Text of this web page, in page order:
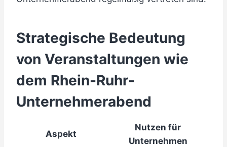
Strategische Bedeutung
von Veranstaltungen wie
dem Rhein-Ruhr-
Unternehmerabend
Aspekt
Nutzen für
Unternehmen